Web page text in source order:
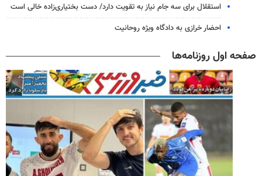
استقلال برای سه جام نیاز به تقویت دارد/ دست بختیاری‌زاده خالی است
احضار خرازی به دادگاه ویژه روحانیت
صفحه اول روزنامه‌ها